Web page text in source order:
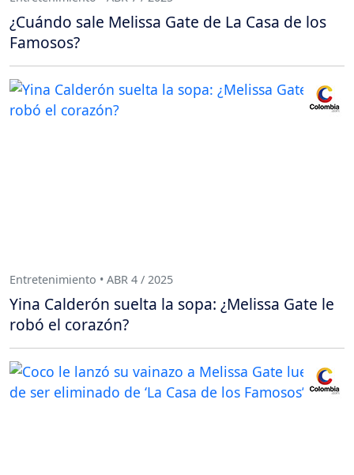
¿Cuándo sale Melissa Gate de La Casa de los
Famosos?
Entretenimiento • ABR 4 / 2025
Yina Calderón suelta la sopa: ¿Melissa Gate le
robó el corazón?